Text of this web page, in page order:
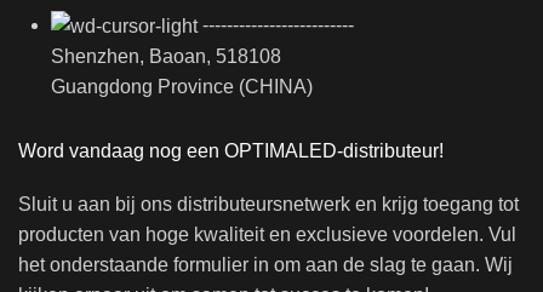
-------------------------
Shenzhen, Baoan, 518108
Guangdong Province (CHINA)
Word vandaag nog een OPTIMALED-distributeur!
Sluit u aan bij ons distributeursnetwerk en krijg toegang tot
producten van hoge kwaliteit en exclusieve voordelen. Vul
het onderstaande formulier in om aan de slag te gaan. Wij